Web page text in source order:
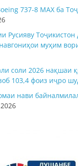
737-8 MAX ба
Русияву Тоҷикистон
муҳим
соли 2026 нақшаи
103,4 фоиз иҷро
нави